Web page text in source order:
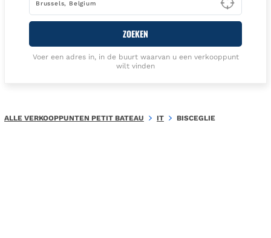
ZOEKEN
Voer een adres in, in de buurt waarvan u een verkooppunt
wilt vinden
ALLE VERKOOPPUNTEN PETIT BATEAU IT BISCEGLIE